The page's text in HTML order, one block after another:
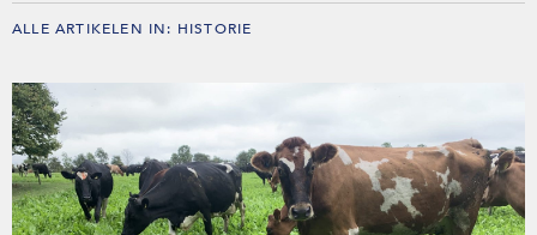
ALLE ARTIKELEN IN: HISTORIE